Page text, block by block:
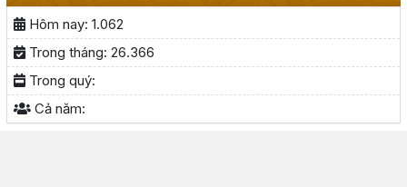
Hôm nay: 1.062
Trong tháng: 26.366
Trong quý:
Cả năm: